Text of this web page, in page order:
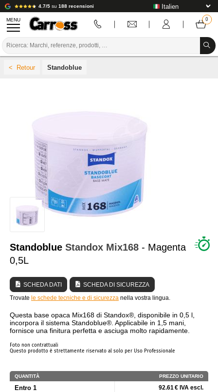
4.7/5 su 188 recensioni
MENU
MATERIALI DI CONSUMO PER LA CARROZZERIA
STRUMENTI PER LA CARROZZERIA
ATTREZZATURE PER CARROZZERIA
INSTALLAZIONE IN LABORATORIO
TUTORIAL E CONSIGLI
Standoblue
Standoblue Standox Mix168 - Magenta
0,5L
SCHEDA DATI
SCHEDA DI SICUREZZA
Trovate le schede tecniche e di sicurezza nella vostra lingua.
Questa base opaca Mix168 di Standox®, disponibile in 0,5 l,
incorpora il sistema Standoblue®. Applicabile in 1,5 mani,
fornisce una finitura perfetta e asciuga molto rapidamente.
Foto non contrattuali
Questo prodotto è strettamente riservato al solo per Uso Professionale
QUANTITÀ PREZZO UNITARIO
Entro 1 92.61 € IVA escl.